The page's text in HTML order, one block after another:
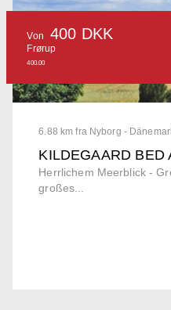
6.88 km fra Nyborg -
KILDEGAARD BED
Herrlichem Meerblick -
großes...
Von 400 DKK
Frørup
400.00